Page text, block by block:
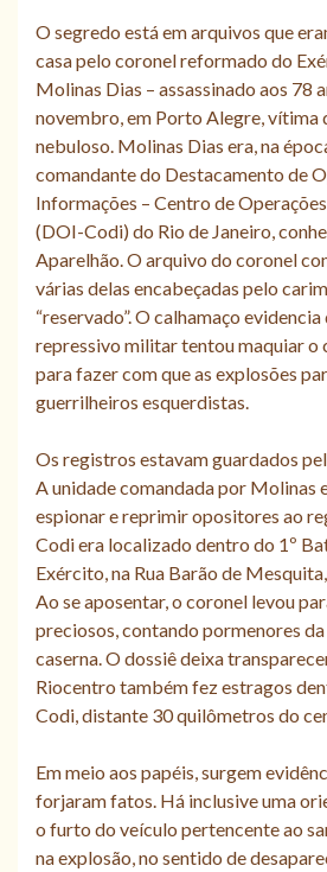
O segredo está em arquivos que
casa pelo coronel reformado do
Molinas Dias – assassinado aos 78
novembro, em Porto Alegre, vítima
nebuloso. Molinas Dias era, na
comandante do Destacamento de
Informações – Centro de
(DOI-Codi) do Rio de Janeiro,
Aparelhão. O arquivo do coronel
várias delas encabeçadas pelo
“reservado”. O calhamaço
repressivo militar tentou maquiar o
para fazer com que as explosões
guerrilheiros esquerdistas.
Os registros estavam guardados
A unidade comandada por Molinas
espionar e reprimir opositores ao
Codi era localizado dentro do 1º
Exército, na Rua Barão de
Ao se aposentar, o coronel levou
preciosos, contando pormenores
caserna. O dossiê deixa
Riocentro também fez estragos
Codi, distante 30 quilômetros do
Em meio aos papéis, surgem
forjaram fatos. Há inclusive uma
o furto do veículo pertencente ao
na explosão, no sentido de